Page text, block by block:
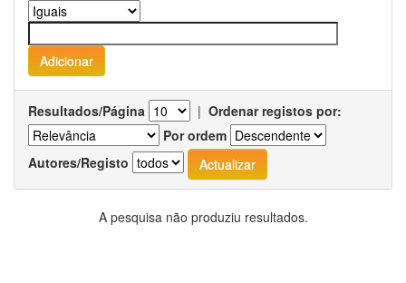
Resultados/Página | Ordenar registos por:
Por ordem
Autores/Registo
A pesquisa não produziu resultados.